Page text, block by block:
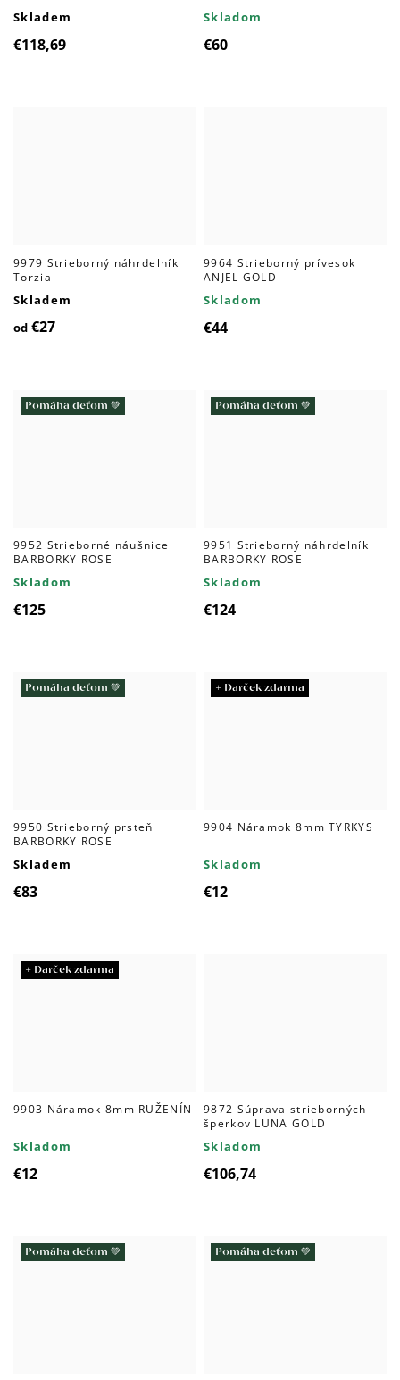
Skladem
€118,69
Skladom
€60
9979 Strieborný náhrdelník
Torzia
Skladem
od €27
9964 Strieborný prívesok
ANJEL GOLD
Skladom
€44
Pomáha deťom 💚
9952 Strieborné náušnice
BARBORKY ROSE
Skladom
€125
Pomáha deťom 💚
9951 Strieborný náhrdelník
BARBORKY ROSE
Skladom
€124
Pomáha deťom 💚
9950 Strieborný prsteň
BARBORKY ROSE
Skladem
€83
+ Darček zdarma
9904 Náramok 8mm TYRKYS
Skladom
€12
+ Darček zdarma
9903 Náramok 8mm RUŽENÍN
Skladom
€12
9872 Súprava strieborných
šperkov LUNA GOLD
Skladom
€106,74
Pomáha deťom 💚 Pomáha deťom 💚